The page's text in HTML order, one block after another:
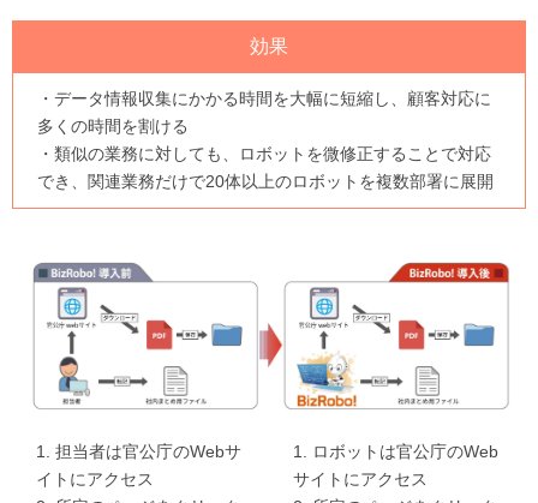
効果
・データ情報収集にかかる時間を大幅に短縮し、顧客対応に
多くの時間を割ける
・類似の業務に対しても、ロボットを微修正することで対応
でき、関連業務だけで20体以上のロボットを複数部署に展開
1. 担当者は官公庁のWebサ
イトにアクセス
1. ロボットは官公庁のWeb
サイトにアクセス